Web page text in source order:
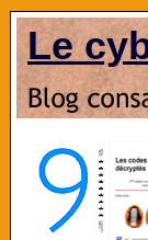
Le